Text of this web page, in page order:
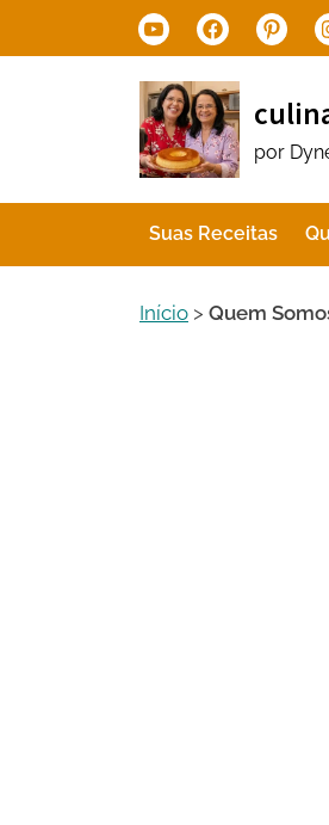
to
YoutubeFacebook
por
Suas Receitas
Início > Quem